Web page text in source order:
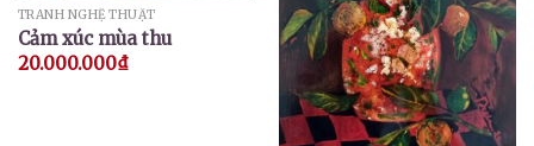
TRANH NGHỆ THUẬT
Cảm xúc mùa thu
20.000.000₫